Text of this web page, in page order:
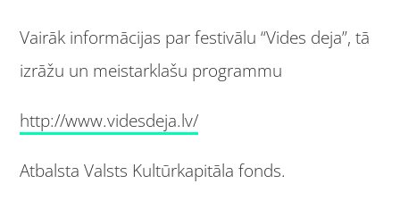
Vairāk informācijas par festivālu “Vides deja”, tā
izrāžu un meistarklašu programmu
http://www.videsdeja.lv/
Atbalsta Valsts Kultūrkapitāla fonds.